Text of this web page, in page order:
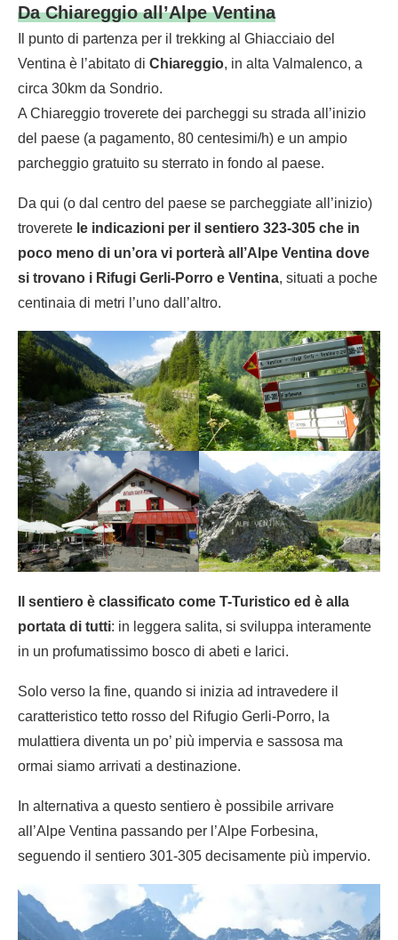
Da Chiareggio all’Alpe Ventina
Il punto di partenza per il trekking al Ghiacciaio del
Ventina è l’abitato di Chiareggio, in alta Valmalenco, a
circa 30km da Sondrio.
A Chiareggio troverete dei parcheggi su strada all’inizio
del paese (a pagamento, 80 centesimi/h) e un ampio
parcheggio gratuito su sterrato in fondo al paese.
Da qui (o dal centro del paese se parcheggiate all’inizio)
troverete le indicazioni per il sentiero 323-305 che in
poco meno di un’ora vi porterà all’Alpe Ventina dove
si trovano i Rifugi Gerli-Porro e Ventina, situati a poche
centinaia di metri l’uno dall’altro.
Il sentiero è classificato come T-Turistico ed è alla
portata di tutti: in leggera salita, si sviluppa interamente
in un profumatissimo bosco di abeti e larici.
Solo verso la fine, quando si inizia ad intravedere il
caratteristico tetto rosso del Rifugio Gerli-Porro, la
mulattiera diventa un po’ più impervia e sassosa ma
ormai siamo arrivati a destinazione.
In alternativa a questo sentiero è possibile arrivare
all’Alpe Ventina passando per l’Alpe Forbesina,
seguendo il sentiero 301-305 decisamente più impervio.